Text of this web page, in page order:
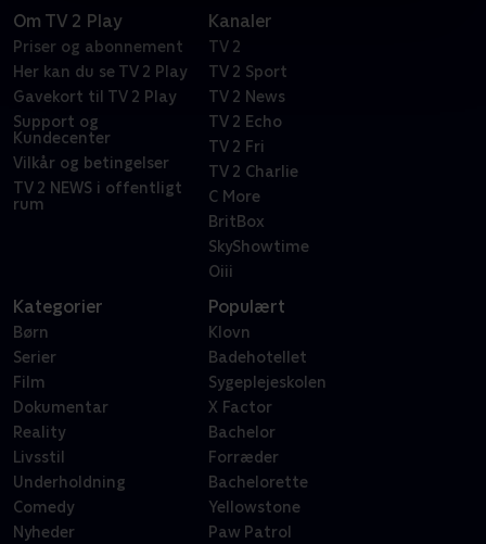
Om TV 2 Play
Priser og abonnement
Her kan du se TV 2 Play
Gavekort til TV 2 Play
Support og
Kundecenter
Vilkår og betingelser
TV 2 NEWS i offentligt
rum
Kanaler
TV 2
TV 2 Sport
TV 2 News
TV 2 Echo
TV 2 Fri
TV 2 Charlie
C More
BritBox
SkyShowtime
Oiii
Kategorier
Børn
Serier
Film
Dokumentar
Reality
Livsstil
Underholdning
Comedy
Nyheder
Populært
Klovn
Badehotellet
Sygeplejeskolen
X Factor
Bachelor
Forræder
Bachelorette
Yellowstone
Paw Patrol